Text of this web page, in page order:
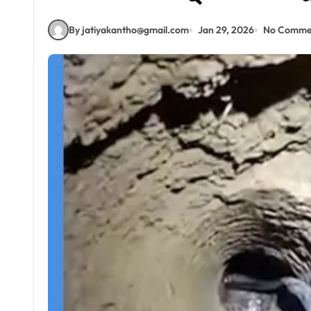
By jatiyakantho@gmail.com Jan 29, 2026 No